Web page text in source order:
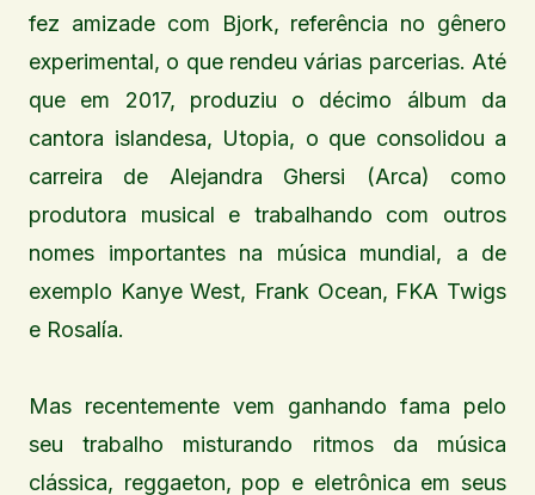
fez amizade com Bjork, referência no gênero
experimental, o que rendeu várias parcerias. Até
que em 2017, produziu o décimo álbum da
cantora islandesa, Utopia, o que consolidou a
carreira de Alejandra Ghersi (Arca) como
produtora musical e trabalhando com outros
nomes importantes na música mundial, a de
exemplo Kanye West, Frank Ocean, FKA Twigs
e Rosalía.
Mas recentemente vem ganhando fama pelo
seu trabalho misturando ritmos da música
clássica, reggaeton, pop e eletrônica em seus